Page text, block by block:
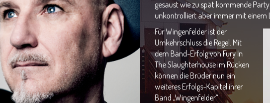
gesaust wie zu spät kommende
unkontrolliert aber immer mit einem
Für Wingenfelder ist der
Umkehrschluss die Regel. Mit
dem Band-Erfolg von Fury In
The Slaughterhouse im Rücken
können die Brüder nun ein
weiteres Erfolgs-Kapitel ihrer
Band „Wingenfelder“